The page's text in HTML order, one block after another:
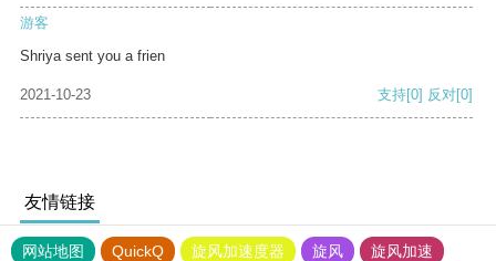
游客
Shriya sent you a frien
2021-10-23 支持[0] 反对[0]
友情链接
网站地图 QuickQ 旋风加速度器 旋风
旋风加速